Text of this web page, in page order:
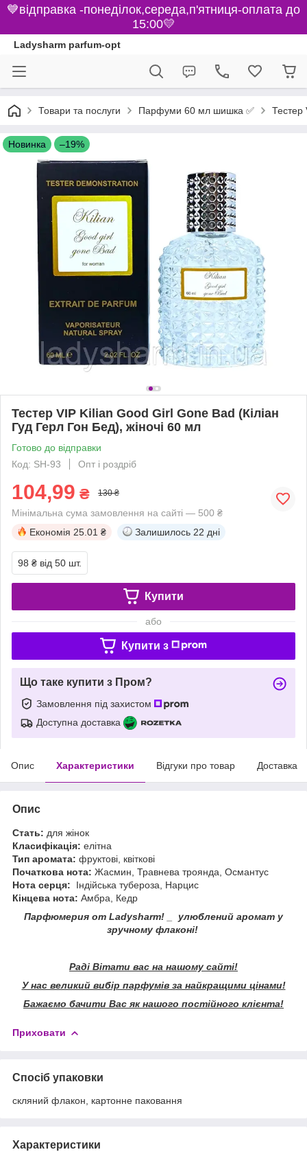
💙відправка -понеділок,середа,п'ятниця-оплата до
15:00💛
Ladysharm parfum-opt
Товари та послуги Парфуми 60 мл шишка ✅ Тестер
Новинка –19%
Тестер VIP Kilian Good Girl Gone Bad (Кіліан
Гуд Герл Гон Бед), жіночі 60 мл
Готово до відправки
Код: SH-93
Опт і роздріб
104,99 ₴ 130 ₴
Мінімальна сума замовлення на сайті — 500 ₴
Економія 25.01 ₴ Залишилось 22 дні
98 ₴ від 50 шт.
Купити
або
Купити з
Що таке купити з Пром?
Замовлення під захистом
Доступна доставка
Опис Характеристики Відгуки про товар Доставка
Опис
Стать: для жінок
Класифікація: елітна
Тип аромата: фруктові, квіткові
Початкова нота: Жасмин, Травнева троянда, Османтус
Нота серця: Індійська тубероза, Нарцис
Кінцева нота: Амбра, Кедр
Парфюмерия от Ladysharm! _ улюблений аромат у
зручному флаконі!
Раді Вітати вас на нашому сайті!
У нас великий вибір парфумів за найкращими цінами!
Бажаємо бачити Вас як нашого постійного клієнта!
Приховати
Спосіб упаковки
скляний флакон, картонне паковання
Характеристики